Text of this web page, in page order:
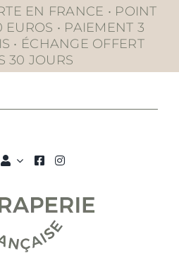
EN FRANCE • POINT
EUROS • PAIEMENT 3
• ÉCHANGE OFFERT
30 JOURS